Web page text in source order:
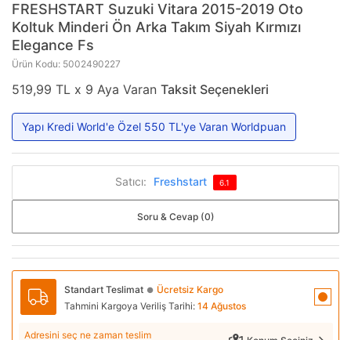
FRESHSTART Suzuki Vitara 2015-2019 Oto
Koltuk Minderi Ön Arka Takım Siyah Kırmızı
Elegance Fs
Ürün Kodu: 5002490227
519,99 TL x 9 Aya Varan Taksit Seçenekleri
Yapı Kredi World'e Özel 550 TL'ye Varan Worldpuan
Satıcı: Freshstart 6.1
Soru & Cevap (0)
Standart Teslimat ● Ücretsiz Kargo
Tahmini Kargoya Veriliş Tarihi: 14 Ağustos
Adresini seç ne zaman teslim